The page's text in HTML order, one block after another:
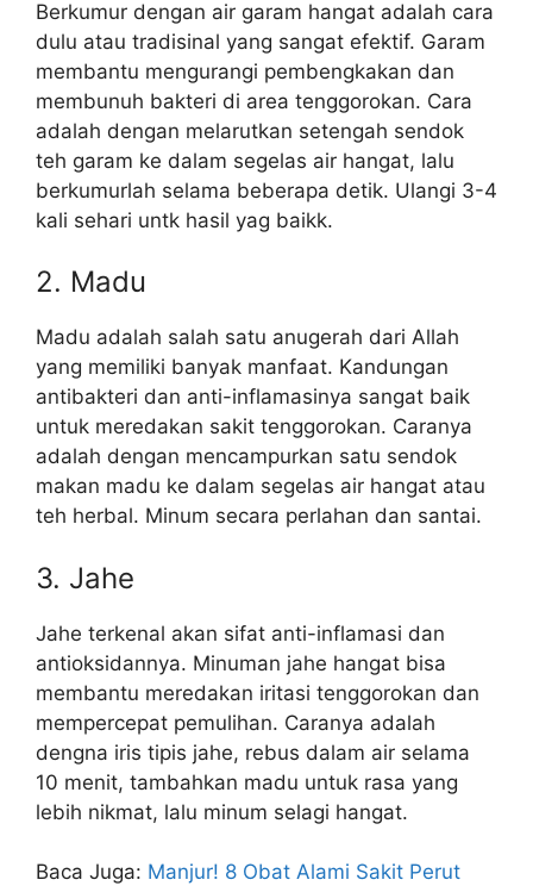
Berkumur dengan air garam hangat adalah cara
dulu atau tradisinal yang sangat efektif. Garam
membantu mengurangi pembengkakan dan
membunuh bakteri di area tenggorokan. Cara
adalah dengan melarutkan setengah sendok
teh garam ke dalam segelas air hangat, lalu
berkumurlah selama beberapa detik. Ulangi 3-4
kali sehari untk hasil yag baikk.
2. Madu
Madu adalah salah satu anugerah dari Allah
yang memiliki banyak manfaat. Kandungan
antibakteri dan anti-inflamasinya sangat baik
untuk meredakan sakit tenggorokan. Caranya
adalah dengan mencampurkan satu sendok
makan madu ke dalam segelas air hangat atau
teh herbal. Minum secara perlahan dan santai.
3. Jahe
Jahe terkenal akan sifat anti-inflamasi dan
antioksidannya. Minuman jahe hangat bisa
membantu meredakan iritasi tenggorokan dan
mempercepat pemulihan. Caranya adalah
dengna iris tipis jahe, rebus dalam air selama
10 menit, tambahkan madu untuk rasa yang
lebih nikmat, lalu minum selagi hangat.
Baca Juga: Manjur! 8 Obat Alami Sakit Perut